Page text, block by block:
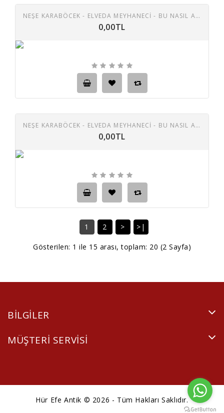
NEŞE KARABÖCEK - ELVEDA MEYHANECI - BU NASIL AŞK BÖYLE 45 LIK PLAK
0,00TL
NEŞE KARABÖCEK - ELVEDA MEYHANECİ - BU NASIL AŞK BÖYLE 45 LİK PLAK
0,00TL
1 2 > >|
Gösterilen: 1 ile 15 arası, toplam: 20 (2 Sayfa)
BILGILER
MÜŞTERI SERVISI
Hür Efe Antik © 2026 - Tüm Hakları Saklıdır.